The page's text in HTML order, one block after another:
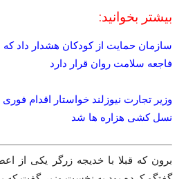
بیشتر بخوانید:
سازمان حمایت از کودکان هشدار داد که
فاجعه سلامت روان قرار دارد
وزیر تجارت نیوزلند خواستار اقدام
نسل کشی هزاره ها شد
برون که قبلا با خدیجه زرگر یکی از